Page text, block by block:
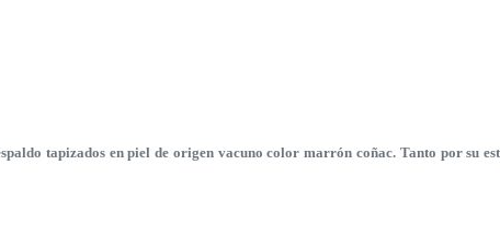
tapizados en piel de origen vacuno color marrón coñac. Tanto por su